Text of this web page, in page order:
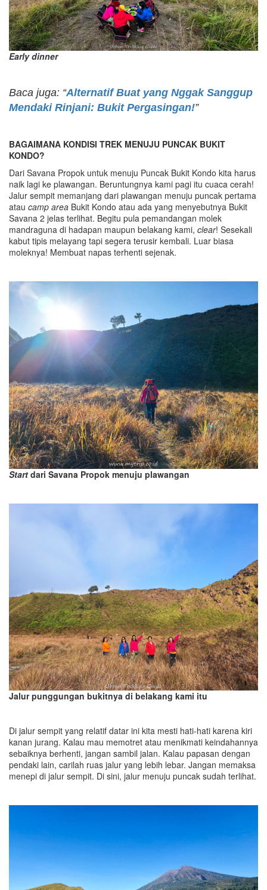
Early dinner
Baca juga: “Alternatif Buat yang Nggak Sanggup
Mendaki Rinjani: Bukit Pergasingan!”
BAGAIMANA KONDISI TREK MENUJU PUNCAK BUKIT
KONDO?
Dari Savana Propok untuk menuju Puncak Bukit Kondo kita harus
naik lagi ke plawangan. Beruntungnya kami pagi itu cuaca cerah!
Jalur sempit memanjang dari plawangan menuju puncak pertama
atau camp area Bukit Kondo atau ada yang menyebutnya Bukit
Savana 2 jelas terlihat. Begitu pula pemandangan molek
mandraguna di hadapan maupun belakang kami, clear! Sesekali
kabut tipis melayang tapi segera terusir kembali. Luar biasa
moleknya! Membuat napas terhenti sejenak.
Start dari Savana Propok menuju plawangan
Jalur punggungan bukitnya di belakang kami itu
Di jalur sempit yang relatif datar ini kita mesti hati-hati karena kiri
kanan jurang. Kalau mau memotret atau menikmati keindahannya
sebaiknya berhenti, jangan sambil jalan. Kalau papasan dengan
pendaki lain, carilah ruas jalur yang lebih lebar. Jangan memaksa
menepi di jalur sempit. Di sini, jalur menuju puncak sudah terlihat.